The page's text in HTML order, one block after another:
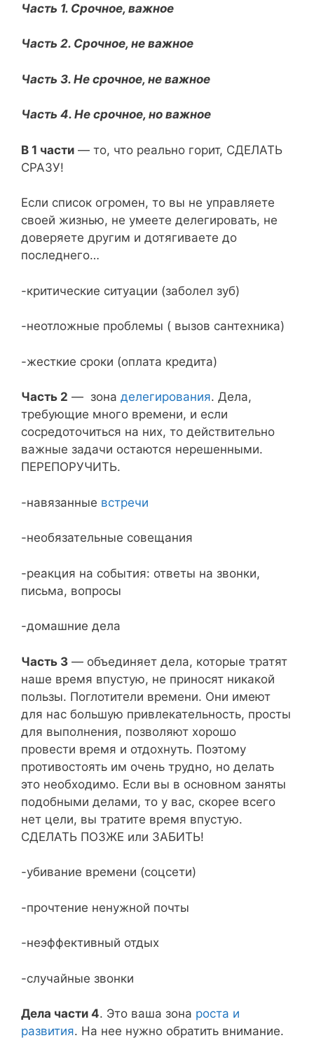
Часть 1. Срочное, важное
Часть 2. Срочное, не важное
Часть 3. Не срочное, не важное
Часть 4. Не срочное, но важное
В 1 части — то, что реально горит, СДЕЛАТЬ
СРАЗУ!
Если список огромен, то вы не управляете
своей жизнью, не умеете делегировать, не
доверяете другим и дотягиваете до
последнего…
-критические ситуации (заболел зуб)
-неотложные проблемы ( вызов сантехника)
-жесткие сроки (оплата кредита)
Часть 2 — зона делегирования. Дела,
требующие много времени, и если
сосредоточиться на них, то действительно
важные задачи остаются нерешенными.
ПЕРЕПОРУЧИТЬ.
-навязанные встречи
-необязательные совещания
-реакция на события: ответы на звонки,
письма, вопросы
-домашние дела
Часть 3 — объединяет дела, которые тратят
наше время впустую, не приносят никакой
пользы. Поглотители времени. Они имеют
для нас большую привлекательность, просты
для выполнения, позволяют хорошо
провести время и отдохнуть. Поэтому
противостоять им очень трудно, но делать
это необходимо. Если вы в основном заняты
подобными делами, то у вас, скорее всего
нет цели, вы тратите время впустую.
СДЕЛАТЬ ПОЗЖЕ или ЗАБИТЬ!
-убивание времени (соцсети)
-прочтение ненужной почты
-неэффективный отдых
-случайные звонки
Дела части 4. Это ваша зона роста и
развития. На нее нужно обратить внимание.